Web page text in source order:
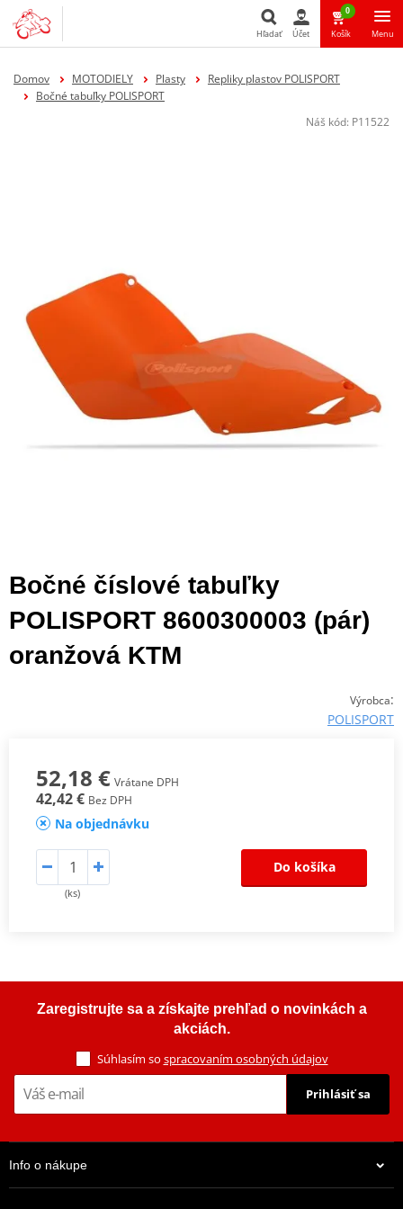
Hľadať
Hľadať Účet
0
Košík Menu
Domov MOTODIELY Plasty
Repliky plastov POLISPORT
Bočné tabuľky POLISPORT
Náš kód: P11522
Bočné číslové tabuľky
POLISPORT 8600300003 (pár)
oranžová KTM
Výrobca:
POLISPORT
52,18 € Vrátane DPH
42,42 € Bez DPH
Na objednávku
(ks)
Do košíka
Zaregistrujte sa a získajte prehľad o novinkách a
akciách.
Súhlasím so spracovaním osobných údajov
Prihlásiť sa
Info o nákupe